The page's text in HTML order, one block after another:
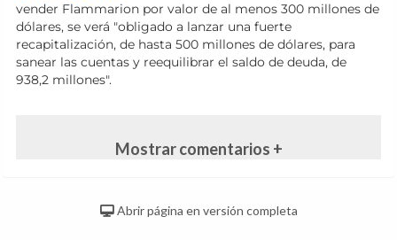
vender Flammarion por valor de al menos 300 millones de
dólares, se verá "obligado a lanzar una fuerte
recapitalización, de hasta 500 millones de dólares, para
sanear las cuentas y reequilibrar el saldo de deuda, de
938,2 millones".
Mostrar comentarios +
Abrir página en versión completa